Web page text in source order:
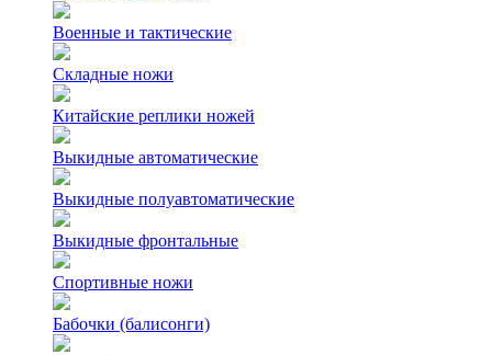
Военные и тактические
Складные ножи
Китайские реплики ножей
Выкидные автоматические
Выкидные полуавтоматические
Выкидные фронтальные
Спортивные ножи
Бабочки (балисонги)